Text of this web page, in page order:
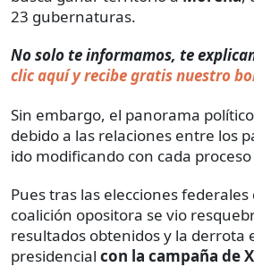
23 gubernaturas.
No solo te informamos, te
clic aquí y recibe gratis nuestro
Sin embargo, el panorama
debido a las relaciones entre los
ido modificando con cada
Pues tras las elecciones federales
coalición opositora se vio
resultados obtenidos y la derrota
presidencial con la campaña de